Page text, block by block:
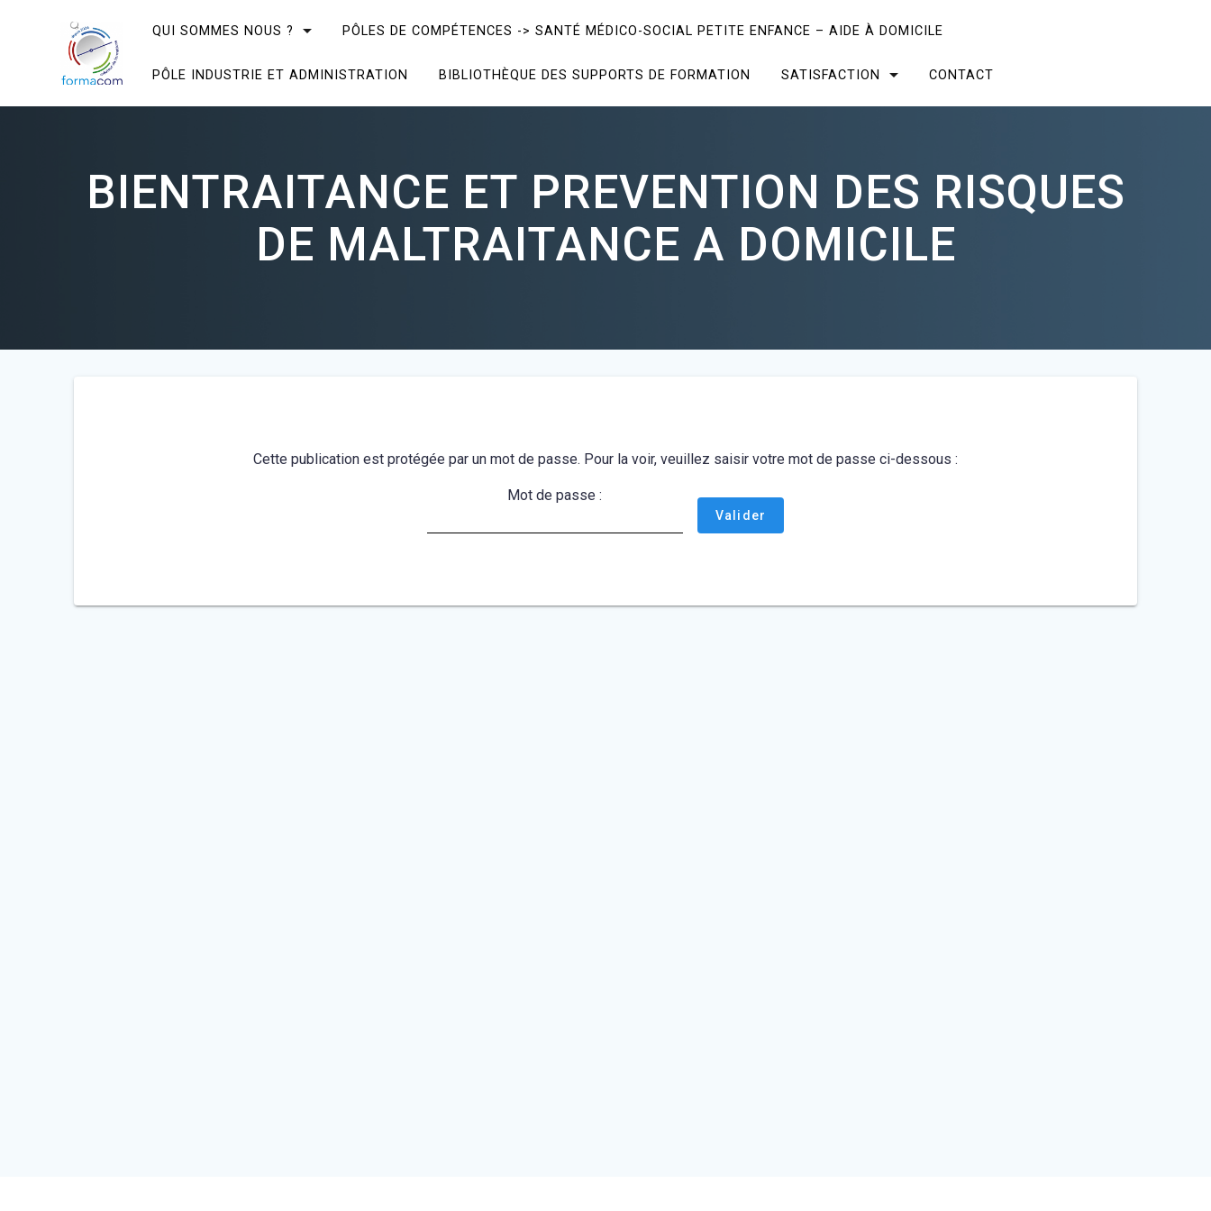
QUI SOMMES NOUS ? PÔLES DE COMPÉTENCES -> SANTÉ MÉDICO-SOCIAL PETITE ENFANCE – AIDE À DOMICILE
PÔLE INDUSTRIE ET ADMINISTRATION BIBLIOTHÈQUE DES SUPPORTS DE FORMATION SATISFACTION CONTACT
BIENTRAITANCE ET PREVENTION DES RISQUES
DE MALTRAITANCE A DOMICILE
Cette publication est protégée par un mot de passe. Pour la voir, veuillez saisir votre mot de passe ci-dessous :
Mot de passe :